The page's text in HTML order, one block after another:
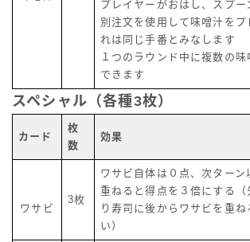
プレイヤーがおはし、スプー
別注文を使用して味噌汁をプ
れは同じ手番とみなします
１つのラウンド中に複数の
できます
スペシャル（各種3枚）
カード
枚
数
効果
ワサビ
3枚
ワサビ自体は０点、次ターン
重ねると得点を３倍にする（
り寿司に後からワサビを重ね
い）